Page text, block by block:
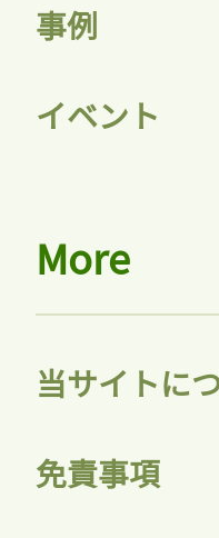
事例
イベント
More
当サイトに
免責事項